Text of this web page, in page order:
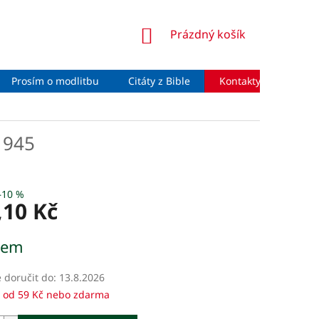
NÁKUPNÍ
Prázdný košík
Prosím o modlitbu Citáty z Bible Kontakty
%
Kč
doručit do: 13.8.2026
od 59 Kč nebo zdarma